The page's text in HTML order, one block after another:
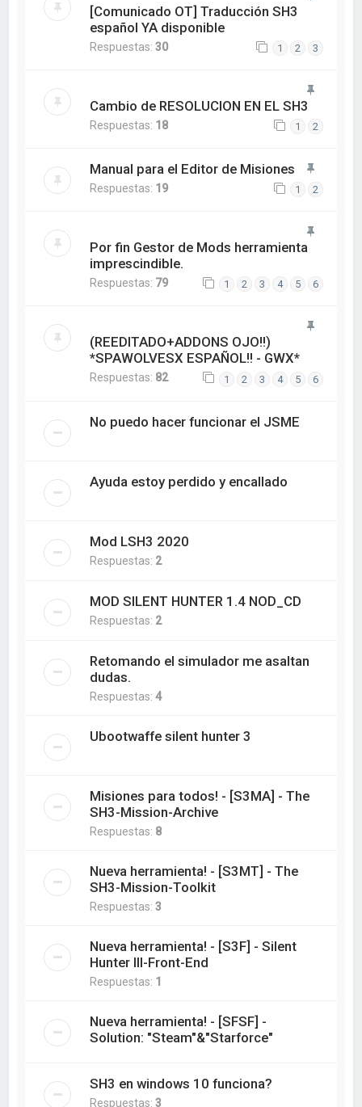
[Comunicado OT] Traducción SH3
español YA disponible
Respuestas:30 1 2 3
Cambio de RESOLUCION EN EL SH3
Respuestas: 18 1 2
Manual para el Editor de Misiones
Respuestas: 19 1 2
Por fin Gestor de Mods herramienta
imprescindible.
Respuestas: 79 1 2 3 4 5 6
(REEDITADO+ADDONS OJO!!)
*SPAWOLVESX ESPAÑOL!! - GWX*
Respuestas: 82 1 2 3 4 5 6
No puedo hacer funcionar el JSME
Ayuda estoy perdido y encallado
Mod LSH3 2020
Respuestas: 2
MOD SILENT HUNTER 1.4 NOD_CD
Respuestas: 2
Retomando el simulador me asaltan
dudas.
Respuestas:4
Ubootwaffe silent hunter 3
Misiones para todos! - [S3MA] - The
SH3-Mission-Archive
Respuestas: 8
Nueva herramienta! - [S3MT] - The
SH3-Mission-Toolkit
Respuestas:3
Nueva herramienta! - [S3F] - Silent
Hunter III-Front-End
Respuestas: 1
Nueva herramienta! - [SFSF] -
Solution: "Steam"&"Starforce"
SH3 en windows 10 funciona?
Respuestas:3